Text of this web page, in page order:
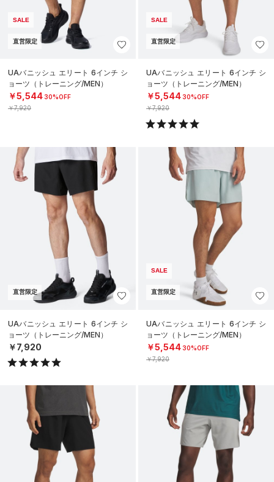
SALE
直営限定
UAバニッシュ エリート 6インチ シ
ョーツ（トレーニング/MEN）
￥5,54430%OFF
￥7,920
SALE
直営限定
UAバニッシュ エリート 6インチ シ
ョーツ（トレーニング/MEN）
￥5,54430%OFF
￥7,920
直営限定
UAバニッシュ エリート 6インチ シ
ョーツ（トレーニング/MEN）
￥7,920
SALE
直営限定
UAバニッシュ エリート 6インチ シ
ョーツ（トレーニング/MEN）
￥5,54430%OFF
￥7,920